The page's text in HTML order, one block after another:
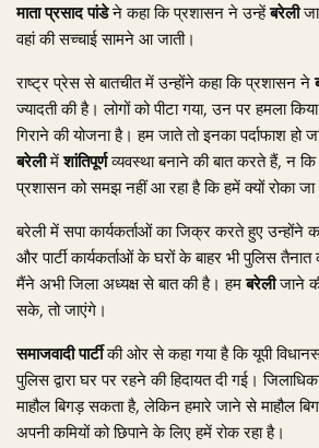
माता प्रसाद पांडेने कहा कि प्रशासन ने उन्हेंबरेली
वहां की सच्चाई सामने आ जाती।
राष्ट्र प्रेस से बातचीत में उन्होंने कहा कि प्रशासन ने
ज्यादती की है। लोगों को पीटा गया, उन पर हमला
गिराने की योजना है। हम जाते तो इनका पर्दाफाश हो
बरेलीमेंशांतिपूर्णव्यवस्था बनाने की बात करते हैं, न
प्रशासन को समझ नहीं आ रहा है कि हमें क्यों रोका जा
बरेली में सपा कार्यकर्ताओं का जिक्र करते हुए उन्होंने
और पार्टी कार्यकर्ताओं के घरों के बाहर भी पुलिस
मैंने अभी जिला अध्यक्ष से बात की है। हमबरेलीजाने
सके, तो जाएंगे।
समाजवादी पार्टीकी ओर से कहा गया है कि यूपी
पुलिस द्वारा घर पर रहने की हिदायत दी गई।
माहौल बिगड़ सकता है, लेकिन हमारे जाने से माहौल
अपनी कमियों को छिपाने के लिए हमें रोक रहा है।